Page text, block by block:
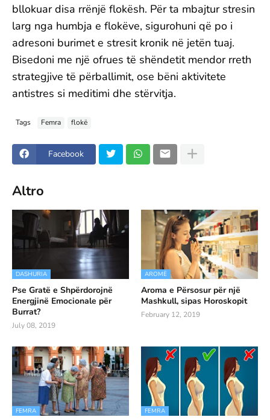
bllokuar disa rrënjë flokësh. Për ta mbajtur stresin
larg nga humbja e flokëve, sigurohuni që po i
adresoni burimet e stresit kronik në jetën tuaj.
Bisedoni me një ofrues të shëndetit mendor rreth
strategjive të përballimit, ose bëni aktivitete
antistres si meditimi dhe stërvitja.
Tags Femra flokë
Facebook
Altro
DASHURIA
Pse Gratë e Shpërdorojnë
Energjinë Emocionale për
Burrat?
July 08, 2019
AROMË
Aroma e Përsosur për një
Mashkull, sipas Horoskopit
February 12, 2019
FEMRA FEMRA